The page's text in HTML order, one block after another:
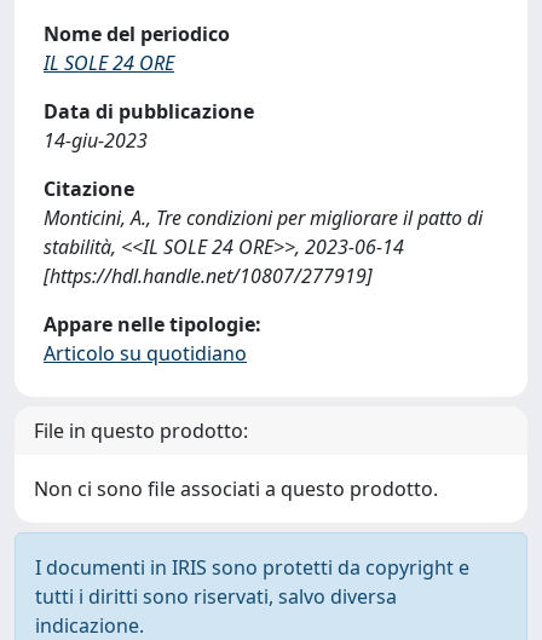
Nome del periodico
IL SOLE 24 ORE
Data di pubblicazione
14-giu-2023
Citazione
Monticini, A., Tre condizioni per migliorare il patto di
stabilità, <<IL SOLE 24 ORE>>, 2023-06-14
[https://hdl.handle.net/10807/277919]
Appare nelle tipologie:
Articolo su quotidiano
File in questo prodotto:
Non ci sono file associati a questo prodotto.
I documenti in IRIS sono protetti da copyright e
tutti i diritti sono riservati, salvo diversa
indicazione.